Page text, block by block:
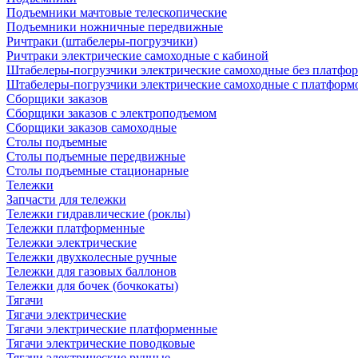
Подъемники мачтовые телескопические
Подъемники ножничные передвижные
Ричтраки (штабелеры-погрузчики)
Ричтраки электрические самоходные с кабиной
Штабелеры-погрузчики электрические самоходные без
Штабелеры-погрузчики электрические самоходные с
Сборщики заказов
Сборщики заказов с электроподъемом
Сборщики заказов самоходные
Столы подъемные
Столы подъемные передвижные
Столы подъемные стационарные
Тележки
Запчасти для тележки
Тележки гидравлические (роклы)
Тележки платформенные
Тележки электрические
Тележки двухколесные ручные
Тележки для газовых баллонов
Тележки для бочек (бочкокаты)
Тягачи
Тягачи электрические
Тягачи электрические платформенные
Тягачи электрические поводковые